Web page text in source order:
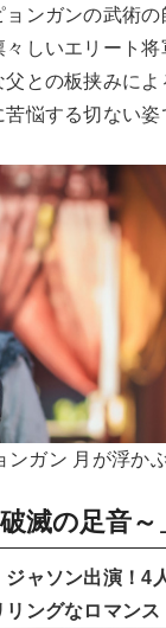
ンガンの武術
しいエリート将
との板挟みによ
悩する切ない姿
ンガン 月が浮かぶ
滅の足音～
ャソン出演！4
ングなロマンス